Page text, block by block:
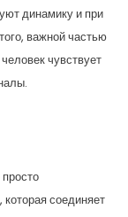
динамику и при
важной частью
чувствует
соединяет